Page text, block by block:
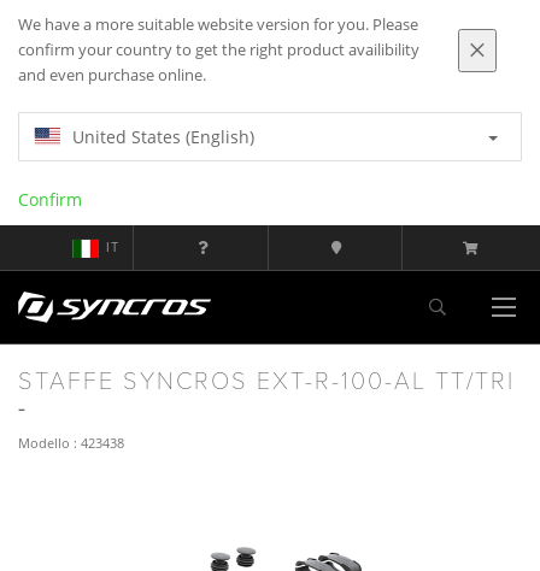
We have a more suitable website version for you. Please
confirm your country to get the right product availibility
and even purchase online.
United States (English)
Confirm
IT
STAFFE SYNCROS EXT-R-100-AL TT/TRI
Modello : 423438